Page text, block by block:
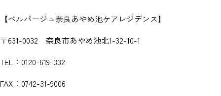
【ベルパージュ奈良あやめ池ケアレジデンス】
〒631-0032 奈良市あやめ池北1-32-10-1
TEL：0120-619-332
FAX：0742-31-9006